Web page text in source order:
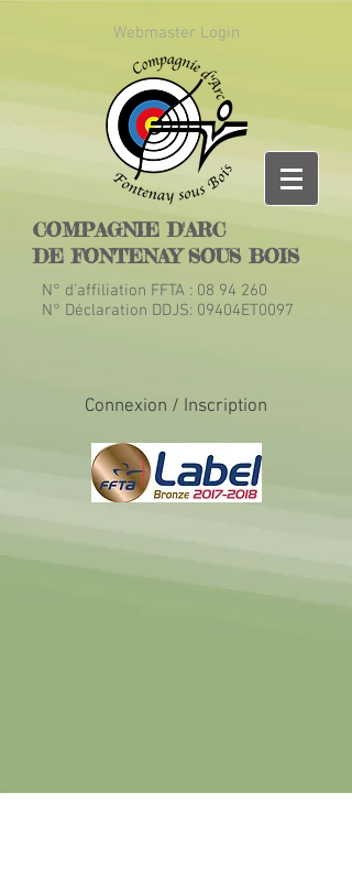
Webmaster Login
COMPAGNIE D'ARC
DE FONTENAY SOUS BOIS
N° d’affiliation FFTA : 08 94 260
N° Déclaration DDJS: 09404ET0097
Connexion / Inscription